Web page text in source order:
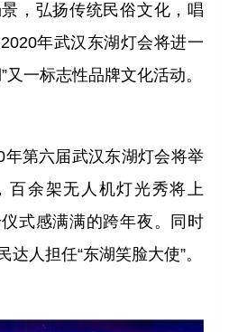
，弘扬传统民俗文化，唱
年武汉东湖灯会将进一
又一标志性品牌文化活动。
第六届武汉东湖灯会将举
百余架无人机灯光秀将上
式感满满的跨年夜。同时
人担任“东湖笑脸大使”。